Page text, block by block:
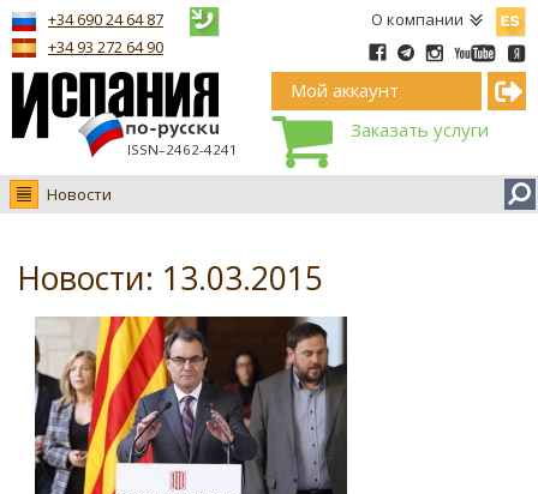
О компании
ISSN–2462-4241
+34 690 24 64 87
+34 93 272 64 90
Мой аккаунт
Заказать услуги
Новости
Новости
Фото
Видео Ruso.TV
BCN life
Сервис на немецком
Новости: 13.03.2015